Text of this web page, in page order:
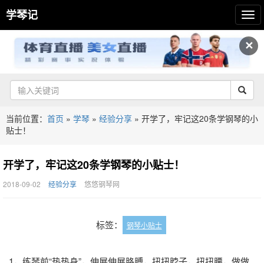
✕
学琴记
当前位置： 首页 » 学琴 » 经验分享 » 开学了，牢记这20条学钢琴的小
贴士！
开学了，牢记这20条学钢琴的小贴士！
2018-09-02 经验分享 悠悠钢琴网
标签： 钢琴小贴士